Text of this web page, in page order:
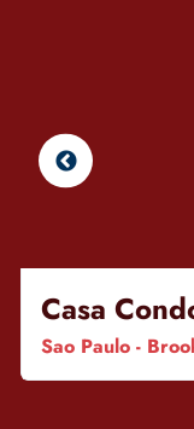
Casa
Sao Paulo -